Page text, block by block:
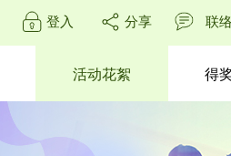
登入 分享 联
活动花絮 得